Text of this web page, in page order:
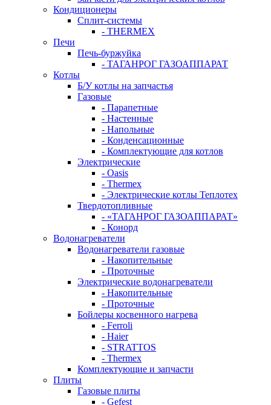
Кондиционеры
Сплит-системы
- THERMEX
Печи
Печь-буржуйка
- ТАГАНРОГ ГАЗОАППАРАТ
Котлы
Б/У котлы на запчастья
Газовые
- Парапетные
- Настенные
- Напольные
- Конденсационные
- Комплектующие для котлов
Электрические
- Oasis
- Thermex
- Электрические котлы Теплотех
Твердотопливные
- «ТАГАНРОГ ГАЗОАППАРАТ»
- Конорд
Водонагреватели
Водонагреватели газовые
- Накопительные
- Проточные
Электрические водонагреватели
- Накопительные
- Проточные
Бойлеры косвенного нагрева
- Ferroli
- Haier
- STRATTOS
- Thermex
Комплектующие и запчасти
Плиты
Газовые плиты
- Gefest